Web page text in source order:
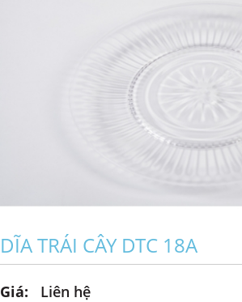
DĨA TRÁI CÂY DTC 18A
Giá: Liên hệ